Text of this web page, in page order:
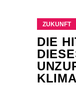
ZUKUNFT
DIE